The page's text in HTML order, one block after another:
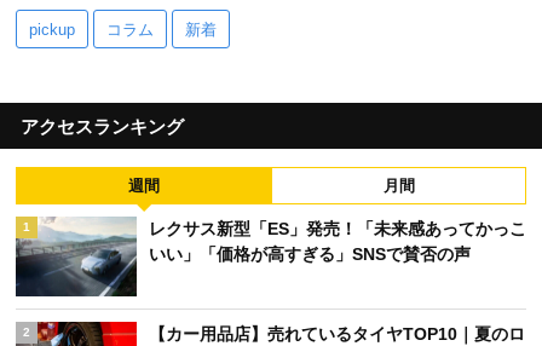
pickup コラム 新着
アクセスランキング
週間 月間
1
レクサス新型「ES」発売！「未来感あってかっこ
いい」「価格が高すぎる」SNSで賛否の声
2
【カー用品店】売れているタイヤTOP10｜夏のロ